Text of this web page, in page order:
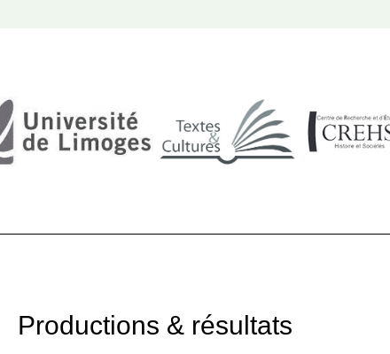
Productions & résultats